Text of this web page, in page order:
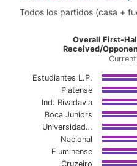
Todos los partidos (casa +
Overall First-
Bar chart with 2 data
Current Season
View as data
The chart has 1 X axis
The chart has 1 Y axis
Overall First-
Received/
Estudiantes L.P.
Platense
Ind. Rivadavia
Boca Juniors
Universidad…
Nacional
Fluminense
Cruzeiro